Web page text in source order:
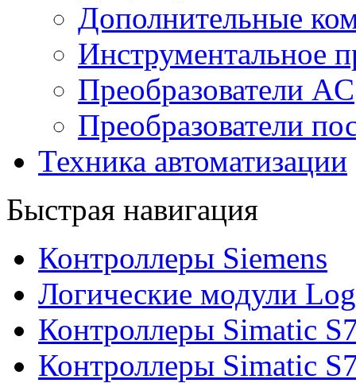
Дополнительные
Инструментальное
Преобразователи AC
Преобразователи
Техника автоматизации
Быстрая навигация
Контроллеры Siemens
Логические модули
Контроллеры Simatic
Контроллеры Simatic